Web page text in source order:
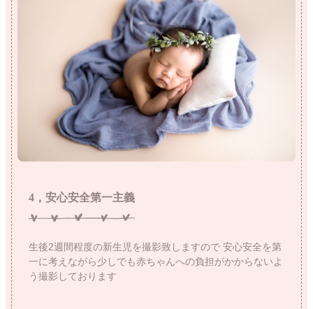
4，安心安全第一主義
生後2週間程度の新生児を撮影致しますので 安心安全を第
一に考えながら少しでも赤ちゃんへの負担がかからないよ
う撮影しております